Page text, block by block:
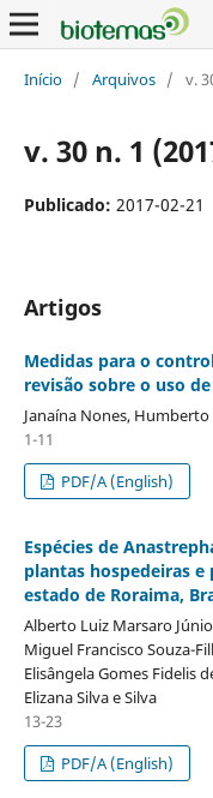
Início / Arquivos / v.
v. 30 n. 1
Publicado: 2017-02-21
Artigos
Medidas para o
revisão sobre o uso
Janaína Nones, Humberto
1-11
PDF/A (English)
Espécies de
plantas hospedeiras
estado de Roraima,
Alberto Luiz Marsaro
Miguel Francisco Souza-
Elisângela Gomes Fidelis
Elizana Silva e Silva
13-23
PDF/A (English)